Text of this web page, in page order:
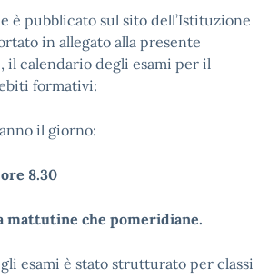
è pubblicato sul sito dell’Istituzione
in allegato alla presente
il calendario degli esami per il
formativi:
il giorno:
8.30
mattutine che pomeridiane.
esami è stato strutturato per classi